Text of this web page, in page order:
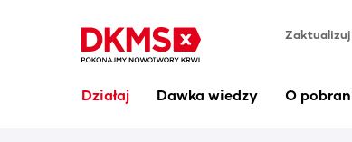
Zaktualizuj
Działaj Dawka wiedzy O